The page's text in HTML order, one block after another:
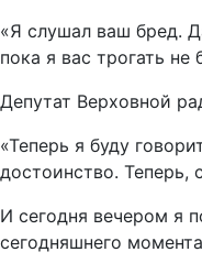
«Я слушал ваш бред.
пока я вас трогать не
Депутат Верховной
«Теперь я буду
достоинство. Теперь,
И сегодня вечером я
сегодняшнего